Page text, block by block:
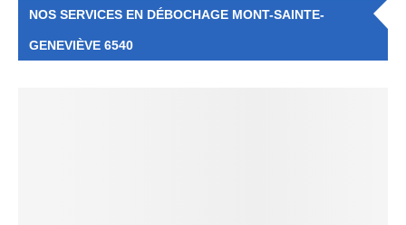
NOS SERVICES EN DÉBOCHAGE MONT-SAINTE-
GENEVIÈVE 6540